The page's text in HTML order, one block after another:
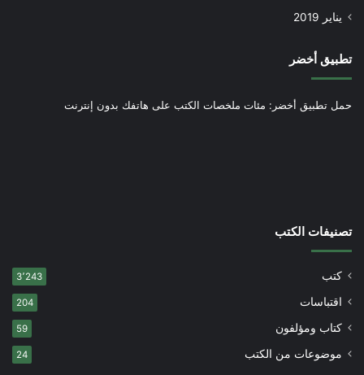
يناير 2019
تطبيق أخضر
حمل تطبيق أخضر: مئات ملخصات الكتب على هاتفك بدون إنترنت
تصنيفات الكتب
كتب 3٬243
اقتباسات 204
كتاب ومؤلفون 59
موضوعات من الكتب 24